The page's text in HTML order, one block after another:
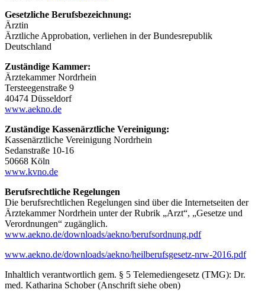
Gesetzliche Berufsbezeichnung:
Ärztin
Ärztliche Approbation, verliehen in der Bundesrepublik
Deutschland
Zuständige Kammer:
Ärztekammer Nordrhein
Tersteegenstraße 9
40474 Düsseldorf
www.aekno.de
Zuständige Kassenärztliche Vereinigung:
Kassenärztliche Vereinigung Nordrhein
Sedanstraße 10-16
50668 Köln
www.kvno.de
Berufsrechtliche Regelungen
Die berufsrechtlichen Regelungen sind über die Internetseiten der
Ärztekammer Nordrhein unter der Rubrik „Arzt“, „Gesetze und
Verordnungen“ zugänglich.
www.aekno.de/downloads/aekno/berufsordnung.pdf
www.aekno.de/downloads/aekno/heilberufsgesetz-nrw-2016.pdf
Inhaltlich verantwortlich gem. § 5 Telemediengesetz (TMG): Dr.
med. Katharina Schober (Anschrift siehe oben)